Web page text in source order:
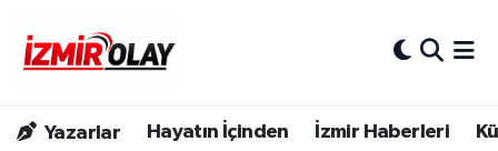
Yazarlar Hayatın İçinden İzmir Haberleri
Konak Trafik Yoğunluk Haritası